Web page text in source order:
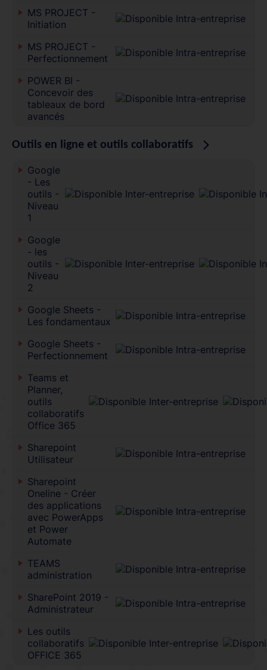
MS PROJECT -
Initiation
MS PROJECT -
Perfectionnement
POWER BI -
Concevoir des
tableaux de bord
avancés
Outils en ligne et outils collaboratifs
Google
- Les
outils -
Niveau
1
Google
- les
outils -
Niveau
2
Google Sheets -
Les fondamentaux
Google Sheets -
Perfectionnement
Teams et
Planner,
outils
collaboratifs
Office 365
Sharepoint
Utilisateur
Sharepoint
Oneline - Créer
des applications
avec PowerApps
et Power
Automate
TEAMS
administration
SharePoint 2019 -
Administrateur
Les outils
collaboratifs
OFFICE 365